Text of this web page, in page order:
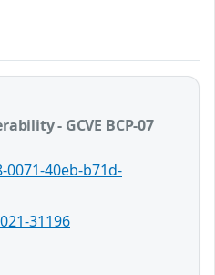
- GCVE BCP-07
0071-40eb-b71d-
31196